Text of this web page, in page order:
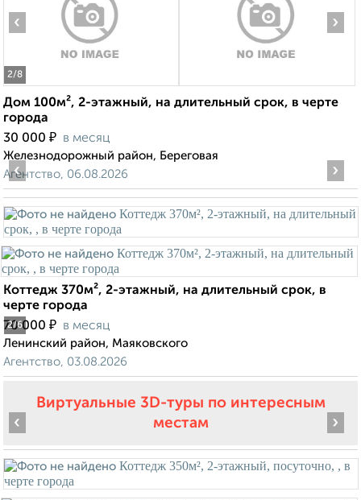
2/8
‹ ›
Дом 100м², 2-этажный, на длительный срок, в черте
города
30 000 ₽ в месяц
Железнодорожный район, Береговая
Агентство, 06.08.2026
2/6
‹ ›
Коттедж 370м², 2-этажный, на длительный срок, в
черте города
70 000 ₽ в месяц
Ленинский район, Маяковского
Агентство, 03.08.2026
Виртуальные 3D-туры по интересным
местам
‹ ›